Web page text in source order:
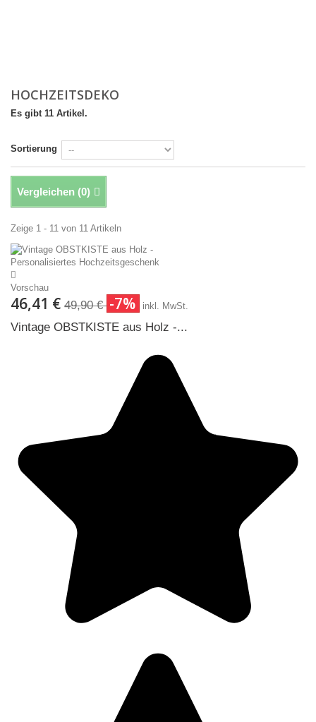
HOCHZEITSDEKO
Es gibt 11 Artikel.
Sortierung
Vergleichen (0)
Zeige 1 - 11 von 11 Artikeln
Vorschau
46,41 € 49,90 € -7% inkl. MwSt.
Vintage OBSTKISTE aus Holz -...